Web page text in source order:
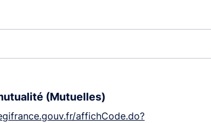
(Mutuelles)
affichCode.do?